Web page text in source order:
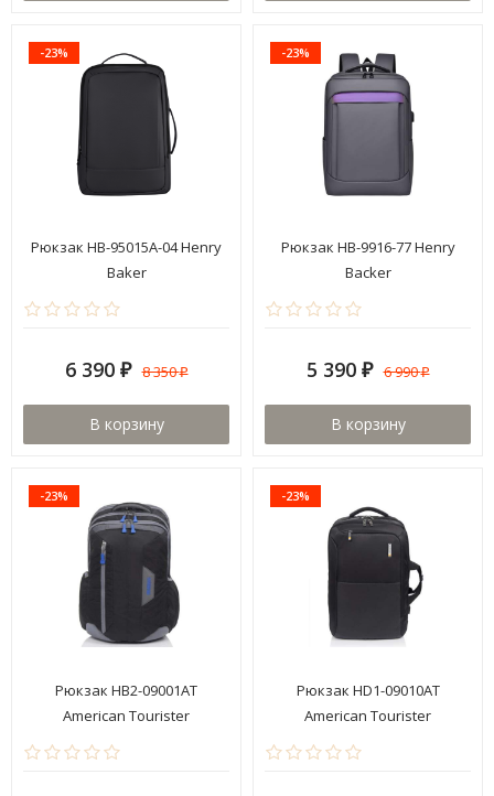
-23%
Рюкзак HB-95015A-04 Henry
Baker
6 390 ₽ 8 350₽
В корзину
-23%
Рюкзак HB-9916-77 Henry
Backer
5 390 ₽ 6 990₽
В корзину
-23%
Рюкзак HB2-09001AT
American Tourister
-23%
Рюкзак HD1-09010AT
American Tourister